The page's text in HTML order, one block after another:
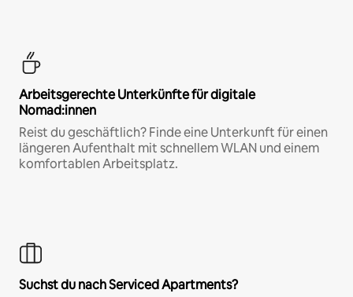
Arbeitsgerechte Unterkünfte für digitale
Nomad:innen
Reist du geschäftlich? Finde eine Unterkunft für einen
längeren Aufenthalt mit schnellem WLAN und einem
komfortablen Arbeitsplatz.
Suchst du nach Serviced Apartments?